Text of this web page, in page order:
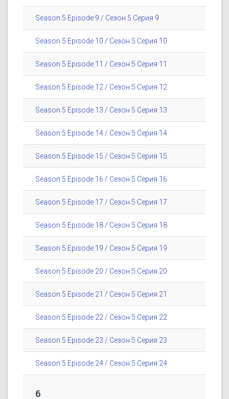
Season 5 Episode 9 / Сезон 5 Серия 9
Season 5 Episode 10 / Сезон 5 Серия 10
Season 5 Episode 11 / Сезон 5 Серия 11
Season 5 Episode 12 / Сезон 5 Серия 12
Season 5 Episode 13 / Сезон 5 Серия 13
Season 5 Episode 14 / Сезон 5 Серия 14
Season 5 Episode 15 / Сезон 5 Серия 15
Season 5 Episode 16 / Сезон 5 Серия 16
Season 5 Episode 17 / Сезон 5 Серия 17
Season 5 Episode 18 / Сезон 5 Серия 18
Season 5 Episode 19 / Сезон 5 Серия 19
Season 5 Episode 20 / Сезон 5 Серия 20
Season 5 Episode 21 / Сезон 5 Серия 21
Season 5 Episode 22 / Сезон 5 Серия 22
Season 5 Episode 23 / Сезон 5 Серия 23
Season 5 Episode 24 / Сезон 5 Серия 24
6